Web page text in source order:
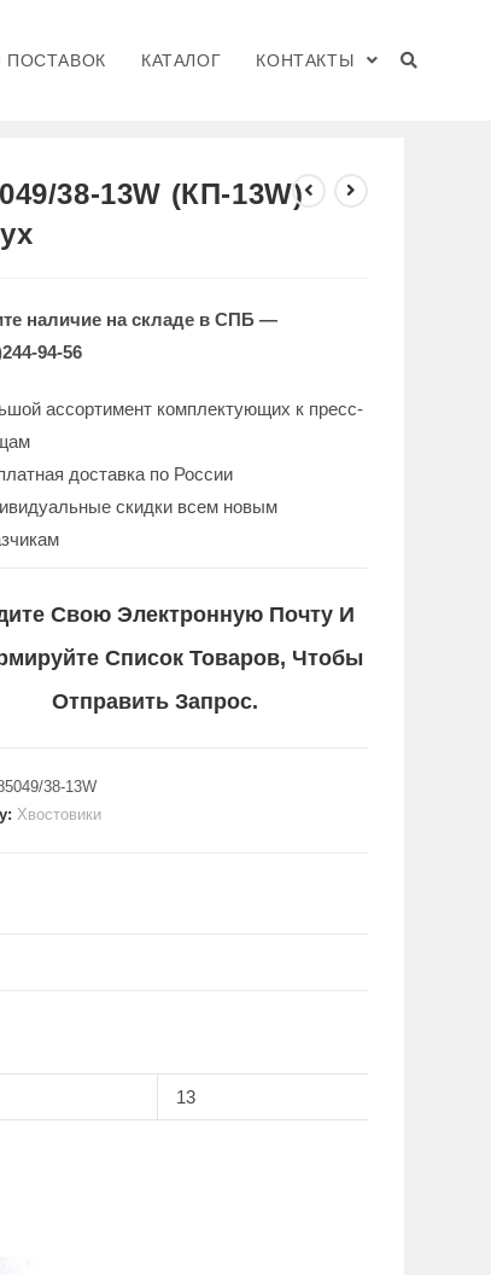
ПОСТАВОК КАТАЛОГ КОНТАКТЫ
38-13W (КП-13W)
наличие на складе в СПБ —
94-56
ассортимент комплектующих к пресс-
доставка по России
скидки всем новым
Свою Электронную Почту И
Список Товаров, Чтобы
Отправить Запрос.
38-13W
Хвостовики
13